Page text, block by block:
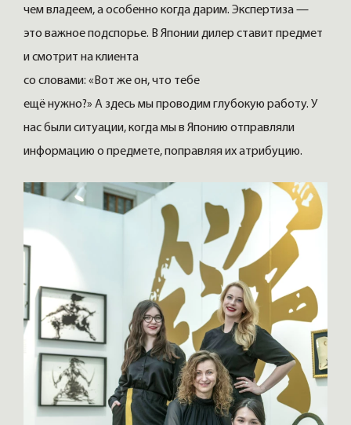
чем владеем, а особенно когда дарим. Экспертиза —
это важное подспорье. В Японии дилер ставит предмет
и смотрит на клиента
со словами: «Вот же он, что тебе
ещё нужно?» А здесь мы проводим глубокую работу. У
нас были ситуации, когда мы в Японию отправляли
информацию о предмете, поправляя их атрибуцию.